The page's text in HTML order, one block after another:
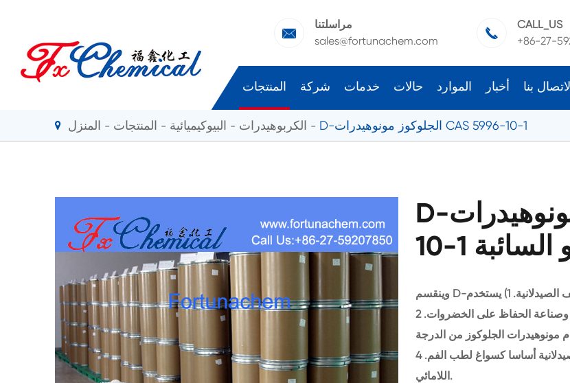

مراسلتنا
sales@fortunachem.com

CALL_US
+86-27-
المنتجات شركة خدمات حالات الموارد أخبار بنا
المنزل المنتجات البيوكيميائية الكربوهيدرات D-الجلوكوز مونوهيدرات CAS 5996-10-1
D-الجلوكوز مونوهيدرات CAS 5996-
و السائبة
وينقسم D-الجلوكوز مونوهيدرات إلى الجلوكوز الغذاء الصف والجلوكوز الصف الصيدلانية. 1) يستخدم
الجلوكوز الغذاء الصف أساسا في صناعة تجهيز الأغذية وصناعة الحفاظ على الخضروات. 2) D-الجلوكوز
تكون مهدرجة لإنتاج السوربيتول. 3) يستخدم مونوهيدرات الجلوكوز من الدرجة
الصيدلانية أساسا كسواغ لطب الفم. 4) D-الجلوكوز مونوهيدرات لا تزال تتم معالجتها لإنتاج الجلوكوز
اللامائي.